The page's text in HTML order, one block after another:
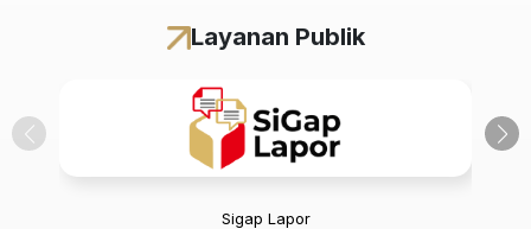
Layanan Publik
Sigap Lapor